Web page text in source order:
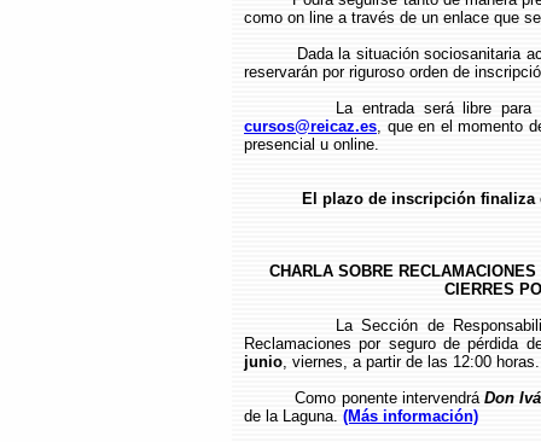
como on line a través de un enlace que
Dada la situación sociosanitaria
reservarán por riguroso orden de
La entrada será libre para todos
cursos@reicaz.es, que en el momento
presencial u online.
El plazo de inscripción finaliza el
CHARLA SOBRE
CIERRES
La Sección de Responsabilidad
Reclamaciones por seguro de pérdida
junio, viernes, a partir de las 12:00 horas.
Como ponente intervendráDon
de la Laguna. (Más información)